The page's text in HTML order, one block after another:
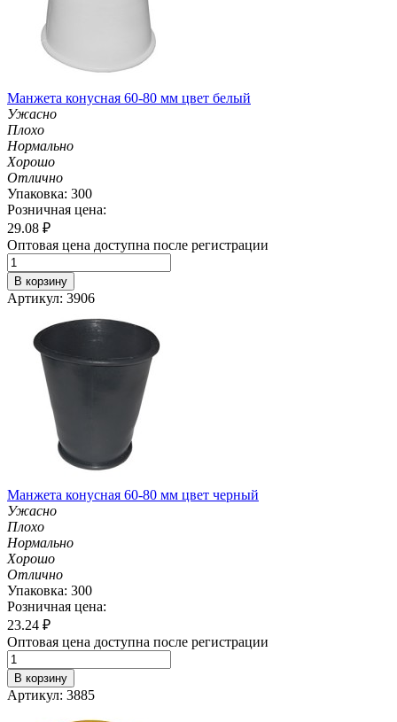
Манжета конусная 60-80 мм цвет белый
Ужасно
Плохо
Нормально
Хорошо
Отлично
Упаковка: 300
Розничная цена:
29.08 ₽
Оптовая цена доступна после регистрации
В корзину
Артикул: 3906
Манжета конусная 60-80 мм цвет черный
Ужасно
Плохо
Нормально
Хорошо
Отлично
Упаковка: 300
Розничная цена:
23.24 ₽
Оптовая цена доступна после регистрации
В корзину
Артикул: 3885